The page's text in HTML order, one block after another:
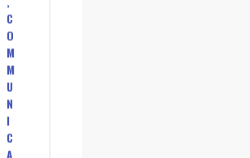
C
O
M
M
U
N
I
C
A